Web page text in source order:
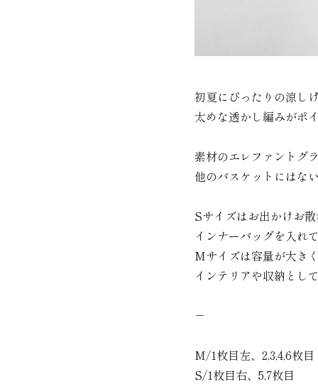
初夏にぴったりの涼し
太めな透かし編みがポ
素材のエレファントグ
他のバスケットにはな
Sサイズはお出かけお
インナーバッグを入れ
Mサイズは容量が大き
インテリアや収納とし
－
M/1枚目左、2,3,4,6枚目
S/1枚目右、5,7枚目